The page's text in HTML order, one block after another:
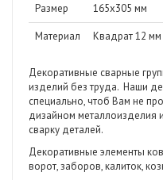
Размер 165х305 мм
Материал Квадрат 12 мм
Декоративные сварные
изделий без труда. Наши
специально, чтоб Вам не
дизайном металлоизделия
сварку деталей.
Декоративные элементы
ворот, заборов, калиток,